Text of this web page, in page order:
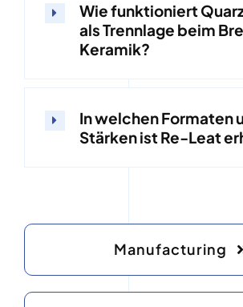
Wie funktioniert
als Trennlage beim
Keramik?
In welchen Formaten
Stärken ist Re-Leat
Manufacturing